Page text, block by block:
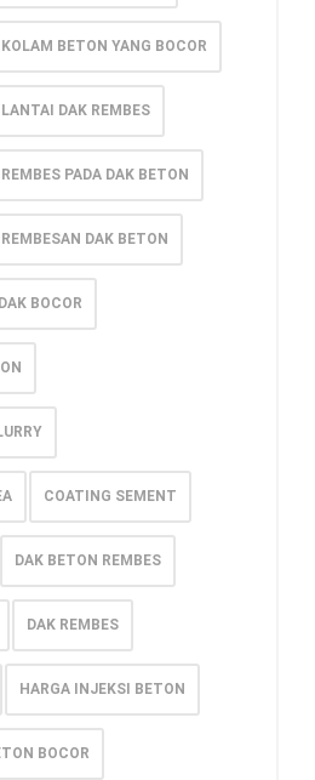
BETON YANG BOCOR
DAK REMBES
PADA DAK BETON
DAK BETON
BOCOR
COATING SEMENT
DAK BETON REMBES
DAK REMBES
HARGA INJEKSI BETON
BOCOR